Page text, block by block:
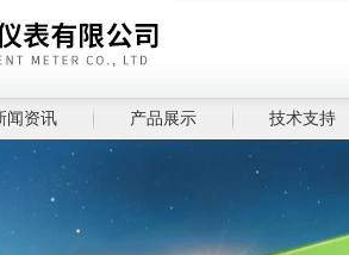
闻资讯 产品展示 技术支持